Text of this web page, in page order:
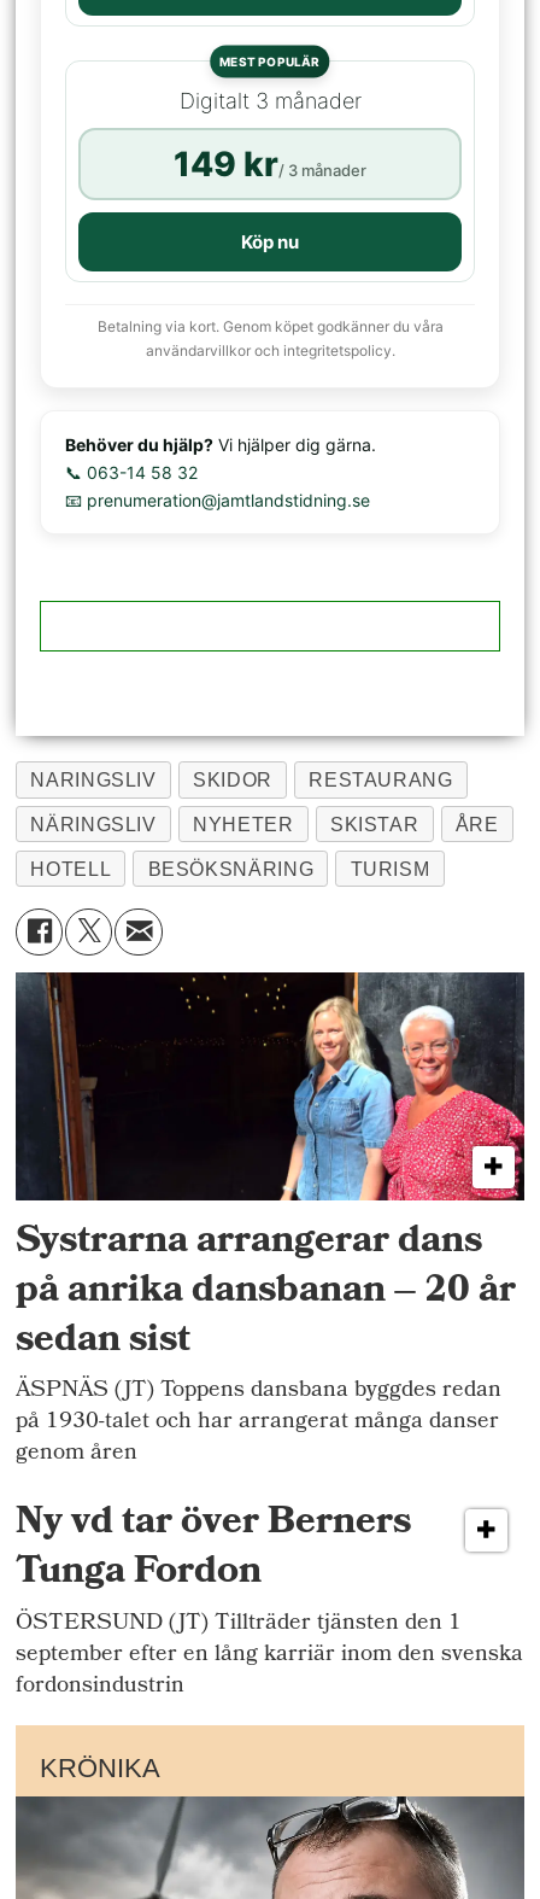
MEST POPULÄR
Digitalt 3 månader
149 kr/ 3 månader
Köp nu
Betalning via kort. Genom köpet godkänner du våra
användarvillkor och integritetspolicy.
Behöver du hjälp? Vi hjälper dig gärna.
📞 063-14 58 32
📧 prenumeration@jamtlandstidning.se
NARINGSLIV SKIDOR RESTAURANG
NÄRINGSLIV NYHETER SKISTAR ÅRE
HOTELL BESÖKSNÄRING TURISM
Systrarna arrangerar dans
på anrika dansbanan – 20 år
sedan sist
ÄSPNÄS (JT) Toppens dansbana byggdes redan
på 1930-talet och har arrangerat många danser
genom åren
Ny vd tar över Berners
Tunga Fordon
ÖSTERSUND (JT) Tillträder tjänsten den 1
september efter en lång karriär inom den svenska
fordonsindustrin
KRÖNIKA